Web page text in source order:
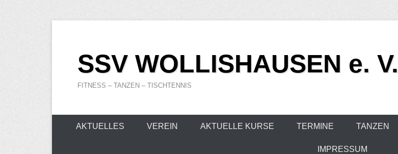
wechselnSSV WOLLISHAUSEN e. V.
FITNESS – TANZEN – TISCHTENNIS
Primäres
AKTUELLES VEREIN AKTUELLE KURSE TERMINE TANZEN
IMPRESSUM